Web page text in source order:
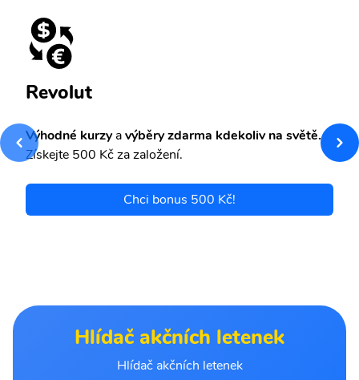
Revolut
Výhodné kurzyavýběry zdarma kdekoliv na světě.
Získejte 500 Kč za založení.
Chci bonus 500 Kč!
Hlídač akčních letenek
Hlídač akčních letenek